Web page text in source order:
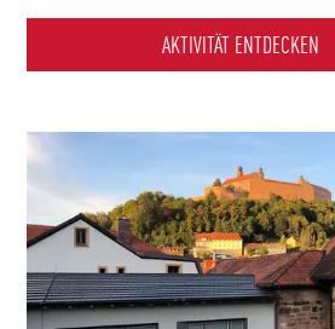
AKTIVITÄT ENTDECKEN